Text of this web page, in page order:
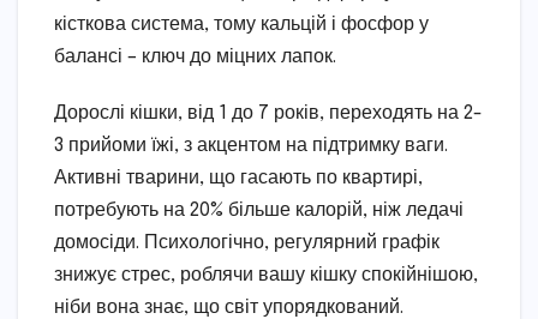
кісткова система, тому кальцій і фосфор у
балансі – ключ до міцних лапок.
Дорослі кішки, від 1 до 7 років, переходять на 2-
3 прийоми їжі, з акцентом на підтримку ваги.
Активні тварини, що гасають по квартирі,
потребують на 20% більше калорій, ніж ледачі
домосіди. Психологічно, регулярний графік
знижує стрес, роблячи вашу кішку спокійнішою,
ніби вона знає, що світ упорядкований.